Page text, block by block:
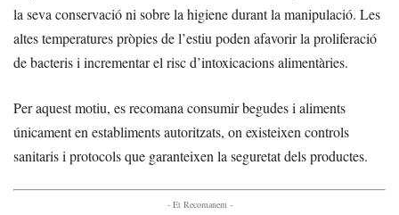
la seva conservació ni sobre la higiene durant la manipulació. Les
altes temperatures pròpies de l’estiu poden afavorir la proliferació
de bacteris i incrementar el risc d’intoxicacions alimentàries.
Per aquest motiu, es recomana consumir begudes i aliments
únicament en establiments autoritzats, on existeixen controls
sanitaris i protocols que garanteixen la seguretat dels productes.
- Et Recomanem -